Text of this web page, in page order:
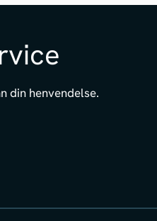
din henvendelse.